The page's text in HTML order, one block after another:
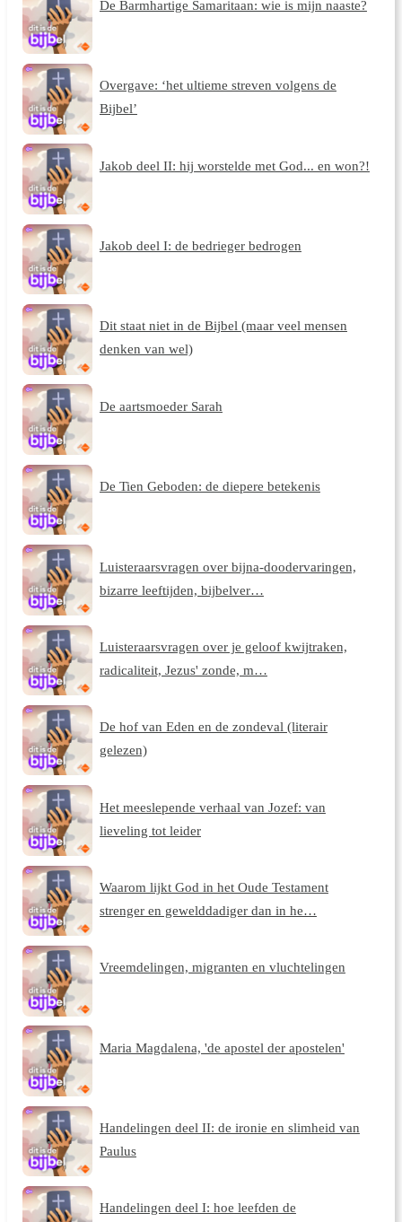
De Barmhartige Samaritaan: wie is mijn naaste?
Overgave: ‘het ultieme streven volgens de
Bijbel’
Jakob deel II: hij worstelde met God... en won?!
Jakob deel I: de bedrieger bedrogen
Dit staat niet in de Bijbel (maar veel mensen
denken van wel)
De aartsmoeder Sarah
De Tien Geboden: de diepere betekenis
Luisteraarsvragen over bijna-doodervaringen,
bizarre leeftijden, bijbelver…
Luisteraarsvragen over je geloof kwijtraken,
radicaliteit, Jezus' zonde, m…
De hof van Eden en de zondeval (literair
gelezen)
Het meeslepende verhaal van Jozef: van
lieveling tot leider
Waarom lijkt God in het Oude Testament
strenger en gewelddadiger dan in he…
Vreemdelingen, migranten en vluchtelingen
Maria Magdalena, 'de apostel der apostelen'
Handelingen deel II: de ironie en slimheid van
Paulus
Handelingen deel I: hoe leefden de